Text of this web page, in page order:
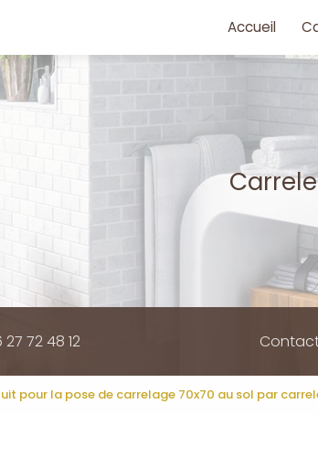
Accueil
27 72 48 12
pour la pose de carrelage 70x70 au sol par